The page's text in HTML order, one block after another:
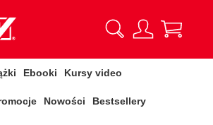
Ebooki Kursy video
Nowości Bestsellery